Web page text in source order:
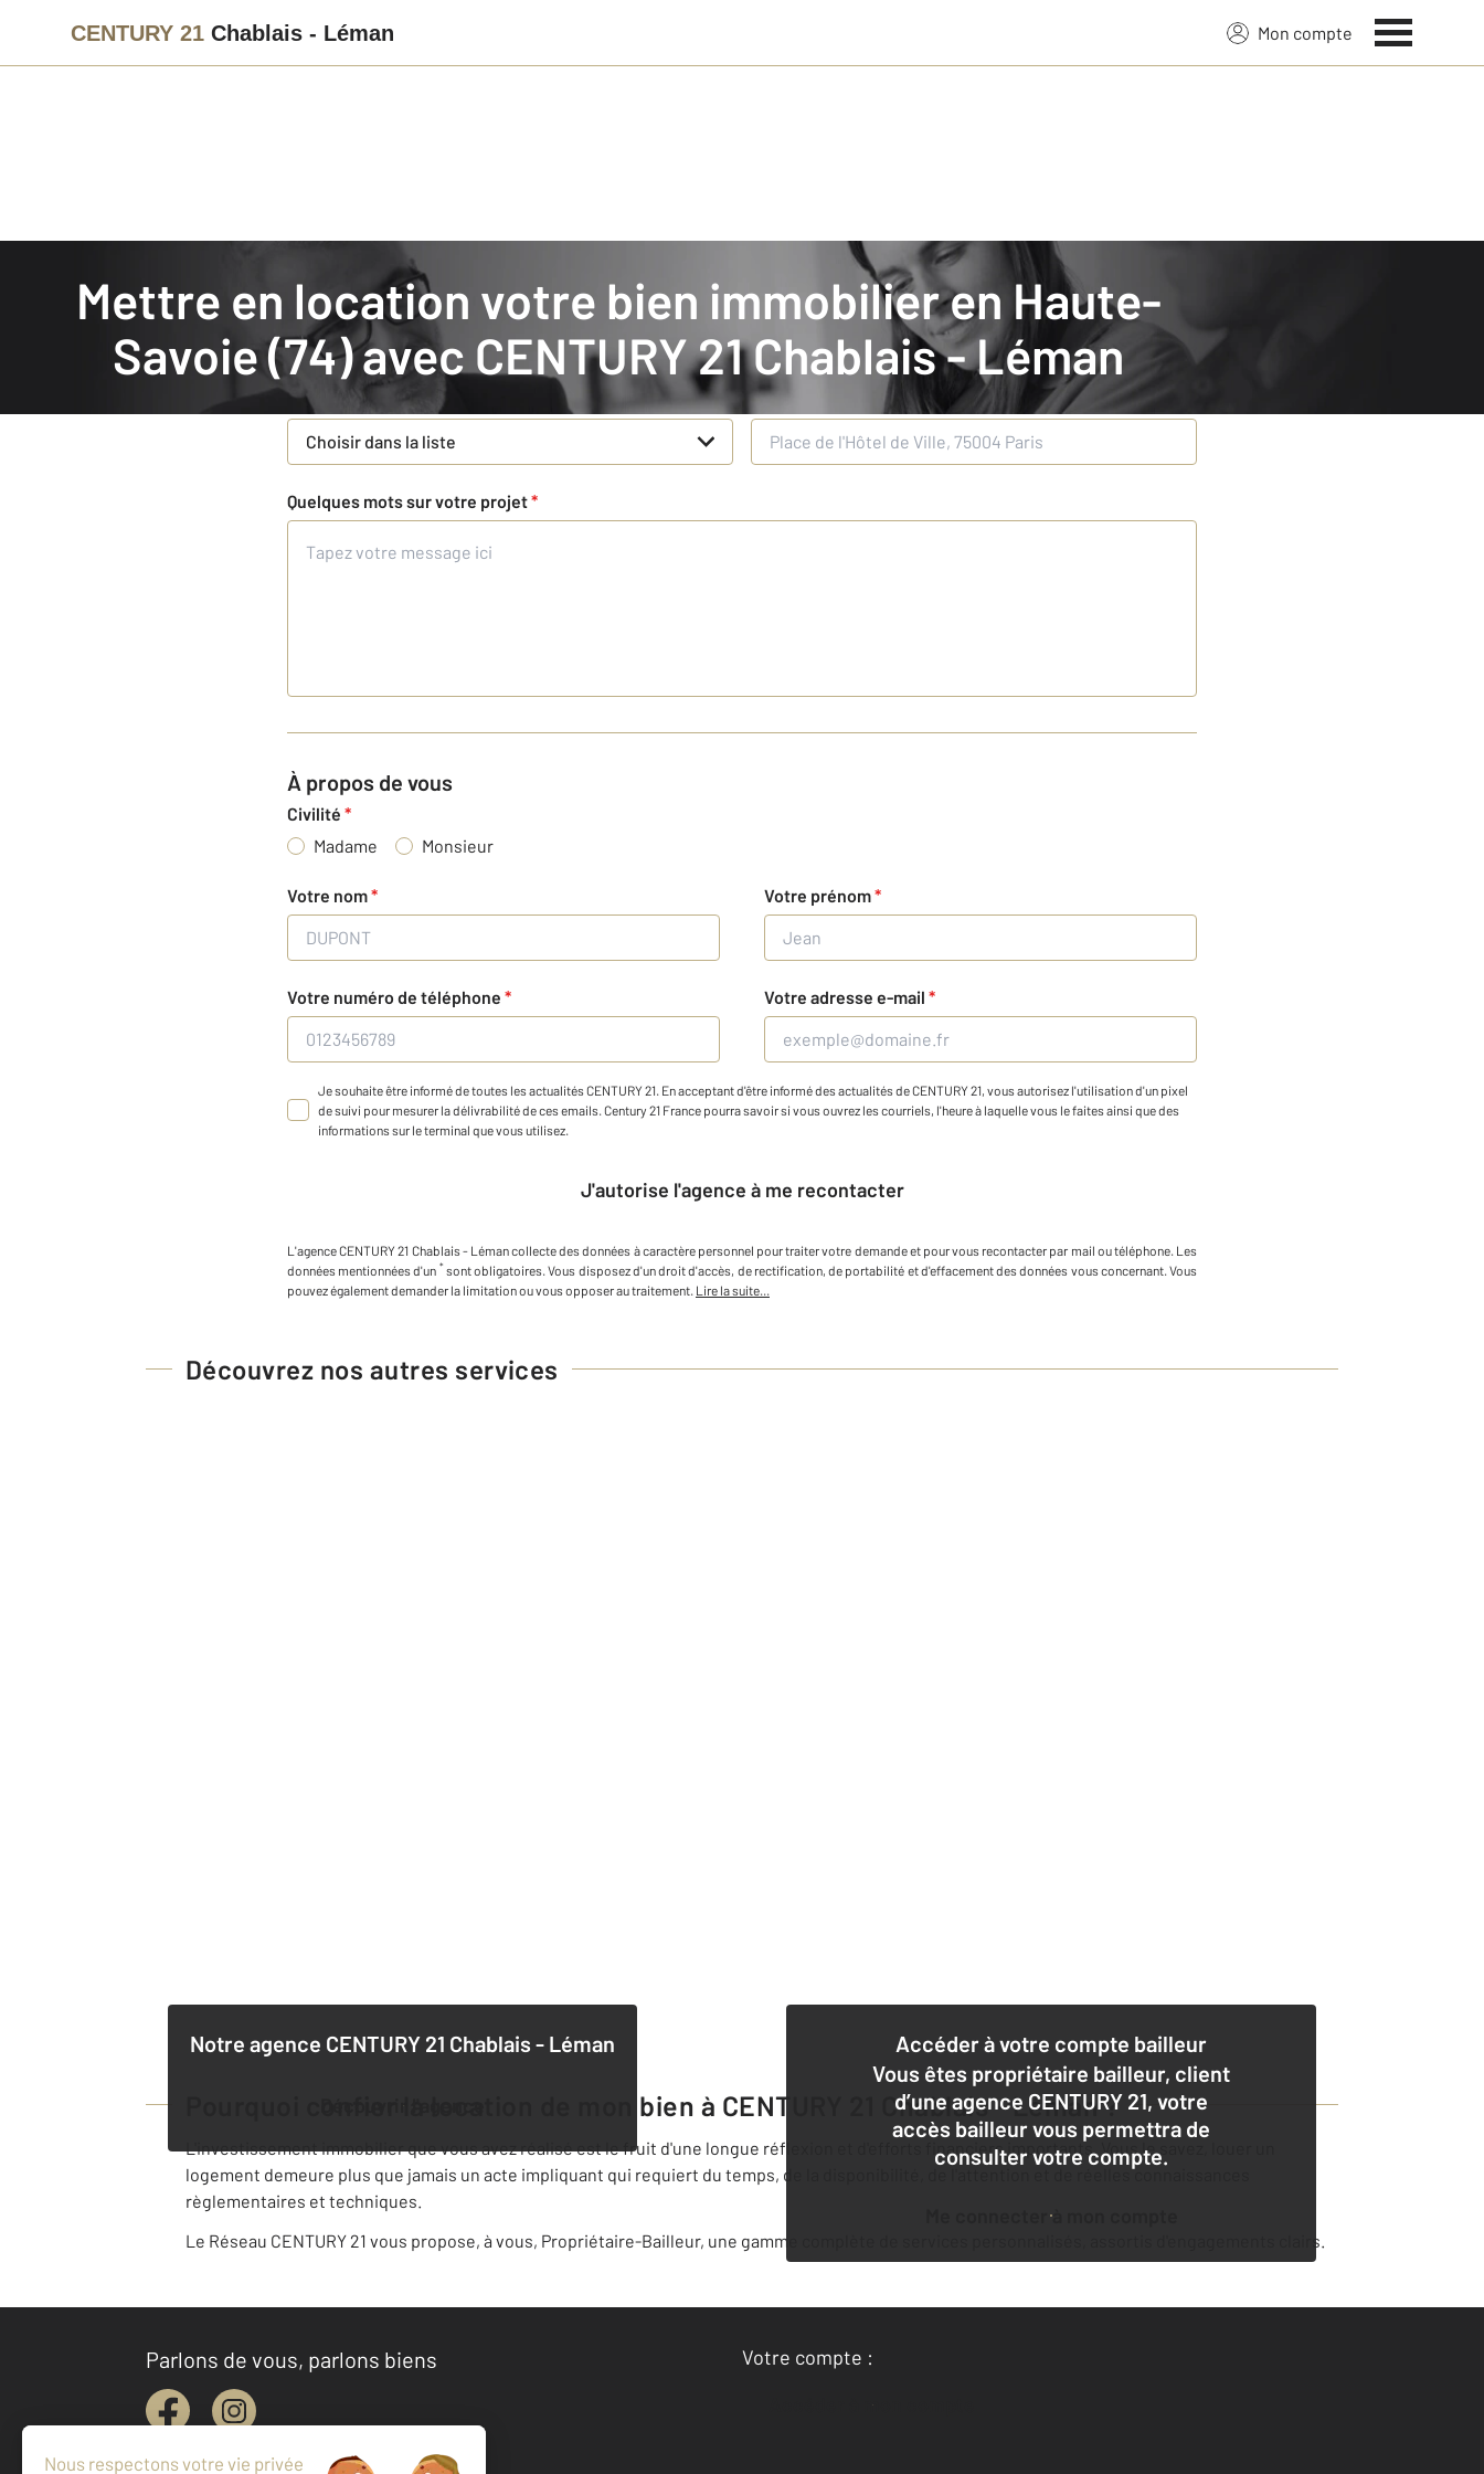
CENTURY 21 Chablais - Léman Mon compte
Mettre en location votre bien immobilier en Haute-
Savoie (74) avec CENTURY 21 Chablais - Léman
Faites estimer gratuitement votre bien en location
Concernant votre bien
Type de bien à estimer
Choisir dans la liste
Adresse du bien à estimer *
Quelques mots sur votre projet*
À propos de vous
Civilité *
Madame
Monsieur
Votre nom* Votre prénom*
Votre numéro de téléphone * Votre adresse e-mail *
Je souhaite être informé de toutes les actualités CENTURY 21. En acceptant d'être informé des actualités de CENTURY 21, vous autorisez l'utilisation d'un pixel
de suivi pour mesurer la délivrabilité de ces emails. Century 21 France pourra savoir si vous ouvrez les courriels, l'heure à laquelle vous le faites ainsi que des
informations sur le terminal que vous utilisez.
J'autorise l'agence à me recontacter
L'agenceCENTURY 21 Chablais - Lémancollecte des données à caractère personnel pour traiter votre demande et pour vous recontacter par mail ou téléphone. Les
données mentionnées d'un * sont obligatoires. Vous disposez d'un droit d'accès, de rectification, de portabilité et d'effacement des données vous concernant. Vous
pouvez également demander la limitation ou vous opposer au traitement. Lire la suite...
Découvrez nos autres services
Notre agence CENTURY 21 Chablais - Léman
Découvrir l'agence
Accéder à votre compte bailleur
Vous êtes propriétaire bailleur, client
d’une agence CENTURY 21, votre
accès bailleur vous permettra de
consulter votre compte.
Me connecter à mon compte
Pourquoi confier la location de mon bien à CENTURY 21 Chablais - Léman?
L'investissement immobilier que vous avez réalisé est le fruit d'une longue réflexion et d'efforts financiers importants. Vous le savez, louer un
logement demeure plus que jamais un acte impliquant qui requiert du temps, de la disponibilité, de l'attention et de réelles connaissances
règlementaires et techniques.
Le Réseau CENTURY 21 vous propose, à vous, Propriétaire-Bailleur, une gamme complète de services personnalisés, assortis d'engagements clairs.
Parlons de vous, parlons biens
Votre compte :
Accéder à mon compte